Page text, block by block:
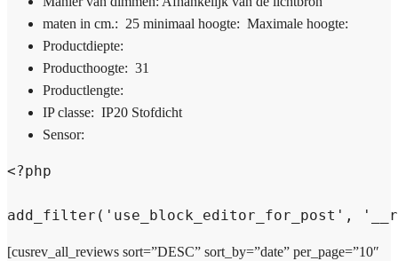
maten in cm.: 25 minimaal hoogte: Maximale hoogte:
Productdiepte:
Producthoogte: 31
Productlengte:
IP classe: IP20 Stofdicht
Sensor:
<?php
add_filter('use_block_editor_for_post',
[cusrev_all_reviews sort=”DESC” sort_by=”date” per_page=”10″